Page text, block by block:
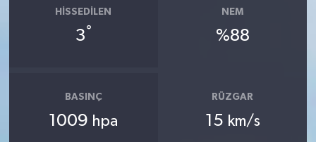
HISSEDILEN
3°
NEM
%88
BASINÇ
1009 hpa
RÜZGAR
15 km/s